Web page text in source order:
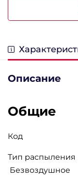
Описание
Общие
Код
Тип распыления
Безвоздушное